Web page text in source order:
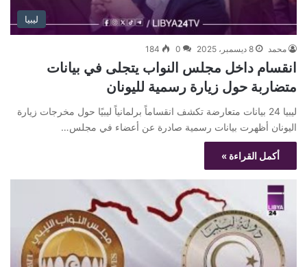
ليبيا
محمد 8 ديسمبر، 2025 0
184
انقسام داخل مجلس النواب يتجلى في بيانات
متضاربة حول زيارة رسمية لليونان
ليبيا 24 بيانات متعارضة تكشف انقساماً برلمانياً ليبيًا حول مخرجات زيارة
اليونان أظهرت بيانات رسمية صادرة عن أعضاء في مجلس…
أكمل القراءة »